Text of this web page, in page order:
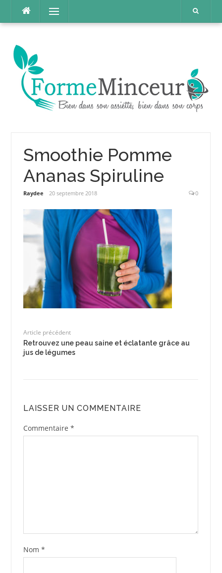
contenu
Menu
Smoothie Pomme
Ananas Spiruline
Raydee 20 septembre 2018 0
Article précédent
Retrouvez une peau saine et éclatante grâce au
jus de légumes
LAISSER UN COMMENTAIRE
Commentaire *
Nom *